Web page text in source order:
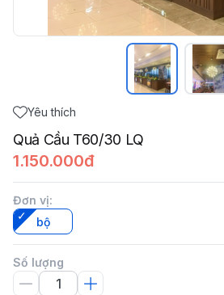
Yêu thích
Quả Cầu T60/30 LQ
1.150.000đ
Đơn vị:
bộ
Số lượng